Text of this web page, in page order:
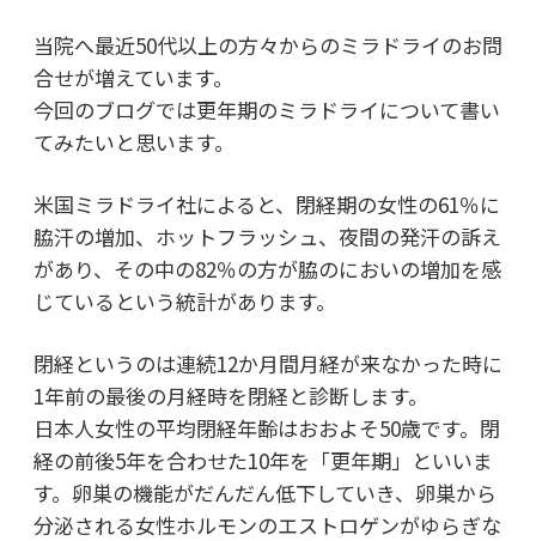
当院へ最近50代以上の方々からのミラドライのお問
合せが増えています。
今回のブログでは更年期のミラドライについて書い
てみたいと思います。
米国ミラドライ社によると、閉経期の女性の61％に
脇汗の増加、ホットフラッシュ、夜間の発汗の訴え
があり、その中の82％の方が脇のにおいの増加を感
じているという統計があります。
閉経というのは連続12か月間月経が来なかった時に
1年前の最後の月経時を閉経と診断します。
日本人女性の平均閉経年齢はおおよそ50歳です。閉
経の前後5年を合わせた10年を「更年期」といいま
す。卵巣の機能がだんだん低下していき、卵巣から
分泌される女性ホルモンのエストロゲンがゆらぎな